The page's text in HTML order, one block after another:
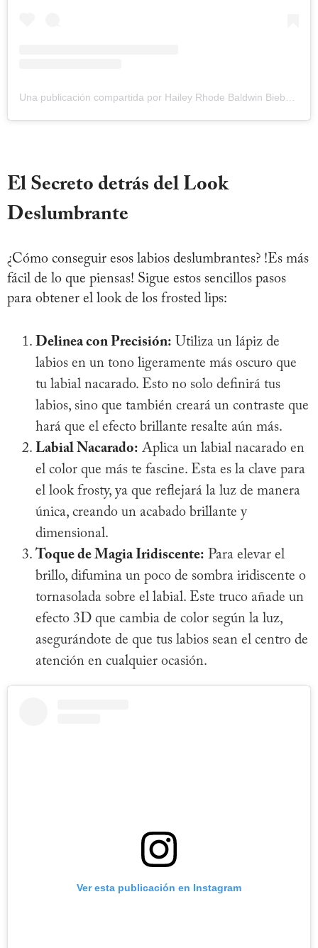
El Secreto detrás del Look
Deslumbrante
¿Cómo conseguir esos labios deslumbrantes? !Es más
fácil de lo que piensas! Sigue estos sencillos pasos
para obtener el look de los frosted lips:
Delinea con Precisión: Utiliza un lápiz de
labios en un tono ligeramente más oscuro que
tu labial nacarado. Esto no solo definirá tus
labios, sino que también creará un contraste que
hará que el efecto brillante resalte aún más.
Labial Nacarado: Aplica un labial nacarado en
el color que más te fascine. Esta es la clave para
el look frosty, ya que reflejará la luz de manera
única, creando un acabado brillante y
dimensional.
Toque de Magia Iridiscente: Para elevar el
brillo, difumina un poco de sombra iridiscente o
tornasolada sobre el labial. Este truco añade un
efecto 3D que cambia de color según la luz,
asegurándote de que tus labios sean el centro de
atención en cualquier ocasión.
Ver esta publicación en Instagram